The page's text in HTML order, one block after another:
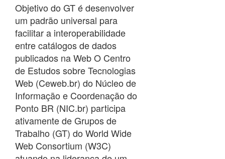
Objetivo do GT é desenvolver
um padrão universal para
facilitar a interoperabilidade
entre catálogos de dados
publicados na Web O Centro
de Estudos sobre Tecnologias
Web (Ceweb.br) do Núcleo de
Informação e Coordenação do
Ponto BR (NIC.br) participa
ativamente de Grupos de
Trabalho (GT) do World Wide
Web Consortium (W3C)